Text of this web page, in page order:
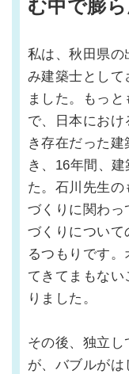
む中で膨
私は、秋田県の
み建築士として
ました。もっ
で、日本にお
き存在だった
き、16年間、
た。石川先生の
づくりに関わっ
づくりについて
るつもりです
てきてまもない
りました。
その後、独立し
が、バブルがは